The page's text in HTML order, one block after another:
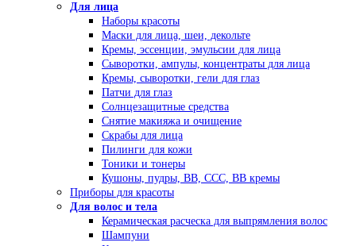
Для лица
Наборы красоты
Маски для лица, шеи, декольте
Кремы, эссенции, эмульсии для лица
Сыворотки, ампулы, концентраты для лица
Кремы, сыворотки, гели для глаз
Патчи для глаз
Солнцезащитные средства
Снятие макияжа и очищение
Скрабы для лица
Пилинги для кожи
Тоники и тонеры
Кушоны, пудры, ВВ, ССС, ВВ кремы
Приборы для красоты
Для волос и тела
Керамическая расческа для выпрямления волос
Шампуни